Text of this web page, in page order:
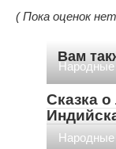
( Пока оценок
Вам
Народные
Сказка
Народные